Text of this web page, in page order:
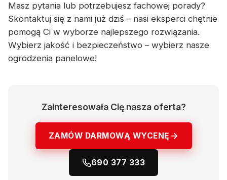
Masz pytania lub potrzebujesz fachowej porady?
Skontaktuj się z nami już dziś – nasi eksperci chętnie
pomogą Ci w wyborze najlepszego rozwiązania.
Wybierz jakość i bezpieczeństwo – wybierz nasze
ogrodzenia panelowe!
Zainteresowała Cię nasza oferta?
ZAMÓW DARMOWĄ WYCENĘ
690 377 333